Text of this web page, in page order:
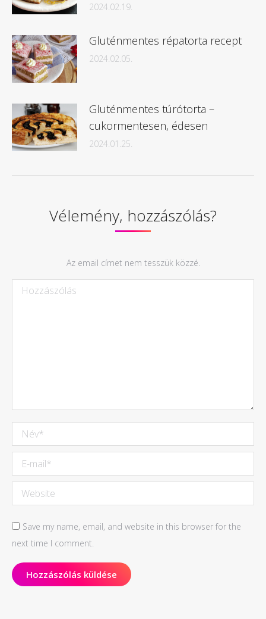
2024.02.19.
Gluténmentes répatorta recept
2024.02.05.
Gluténmentes túrótorta –
cukormentesen, édesen
2024.01.25.
Vélemény, hozzászólás?
Az email címet nem tesszük közzé.
Hozzászólás
Név *
E-mail *
Website
Save my name, email, and website in this browser for the
next time I comment.
Hozzászólás küldése